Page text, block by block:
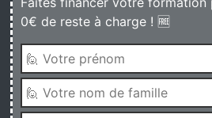
0€ de reste à charge ! 🆓